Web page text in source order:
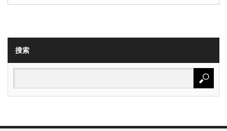
搜索